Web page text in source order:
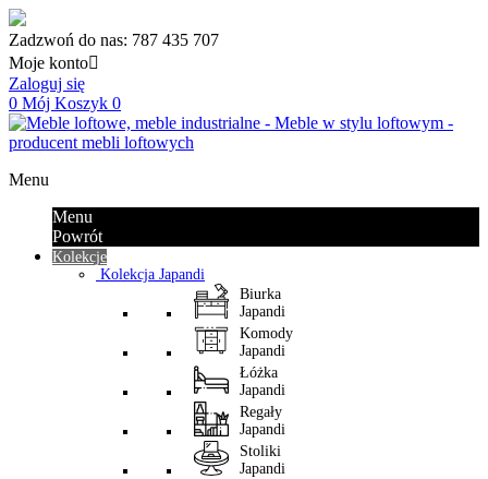
Zadzwoń do nas: 787 435 707
Moje konto
Zaloguj się
0 Mój Koszyk 0
Menu
Menu
Powrót
Kolekcje
Kolekcja Japandi
Biurka
Japandi
Komody
Japandi
Łóżka
Japandi
Regały
Japandi
Stoliki
Japandi